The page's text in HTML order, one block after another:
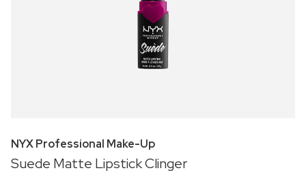
NYX Professional Make-Up
Suede Matte Lipstick Clinger